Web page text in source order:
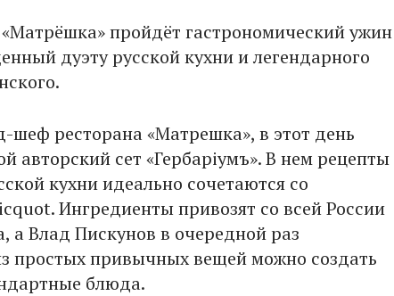
пройдёт гастрономический ужин
дуэту русской кухни и легендарного
шеф ресторана «Матрешка», в этот день
авторский сет «Гербарiумъ». В нем рецепты
кухни идеально сочетаются со
Ингредиенты привозят со всей России
а Влад Пискунов в очередной раз
простых привычных вещей можно создать
блюда.